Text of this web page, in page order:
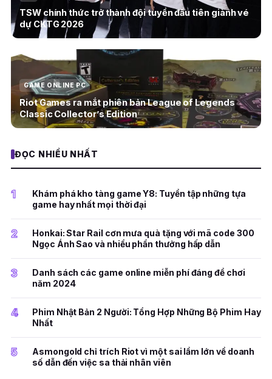
TSW chính thức trở thành đội tuyển đầu tiên giành vé
dự CKTG 2026
GAME ONLINE PC
Riot Games ra mắt phiên bản League of Legends
Classic Collector’s Edition
ĐỌC NHIỀU NHẤT
1
Khám phá kho tàng game Y8: Tuyển tập những tựa
game hay nhất mọi thời đại
2
Honkai: Star Rail cơn mưa quà tặng với mã code 300
Ngọc Ánh Sao và nhiều phần thưởng hấp dẫn
3
Danh sách các game online miễn phí đáng để chơi
năm 2024
4
Phim Nhật Bản 2 Người: Tổng Hợp Những Bộ Phim Hay
Nhất
5
Asmongold chỉ trích Riot vì một sai lầm lớn về doanh
số dẫn đến việc sa thải nhân viên